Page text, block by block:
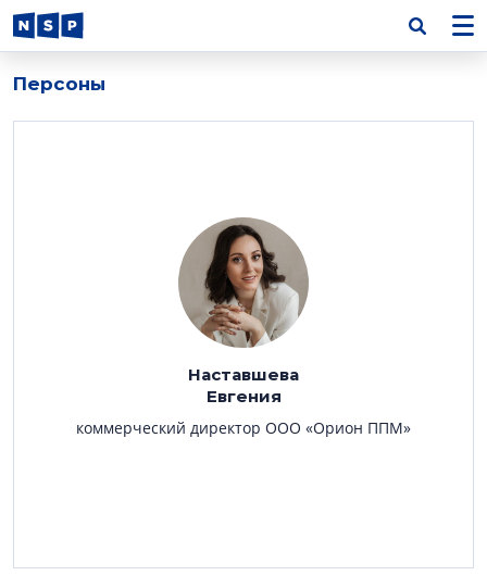
Персоны
Наставшева
Евгения
коммерческий директор ООО «Орион ППМ»